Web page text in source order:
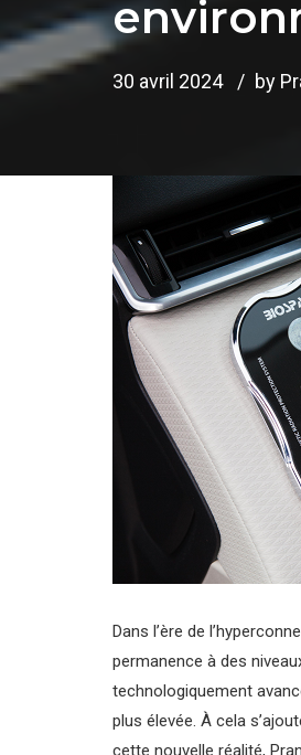
30 avril 2024 by
Dans l’ère de
permanence à des
technologiquement
plus élevée. À cela
cette nouvelle réalité,